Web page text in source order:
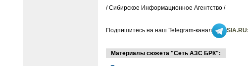
/ Сибирское Информационное Агентство /
Подпишитесь на наш Telegram-канал
Материалы сюжета "Сеть АЗС БРК":